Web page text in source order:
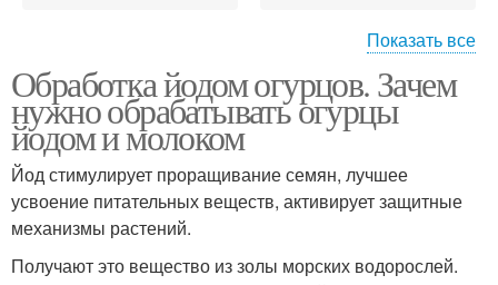
Пузырьки с йодом
Показать все
Обработка йодом огурцов. Зачем
нужно обрабатывать огурцы
йодом и молоком
Йод стимулирует проращивание семян, лучшее
усвоение питательных веществ, активирует защитные
механизмы растений.
Получают это вещество из золы морских водорослей.